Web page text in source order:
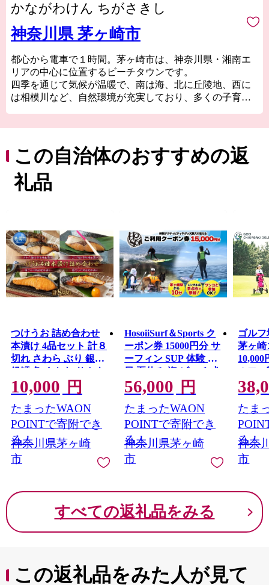
かながわけん ちがさきし
神奈川県 茅ヶ崎市
都心から電車で１時間。茅ヶ崎市は、神奈川県・湘南エ
リアの中心に位置するビーチタウンです。
四季を通じて気候が温暖で、南は海、北に丘陵地、西に
は相模川など、自然環境が充実しており、多くの子育て
実現可能です。
市内全域に質の高いお洒落なお店が数多くあり、提供さ
れる品々は味も見た目も洗練された物ばかり。
さらには暁の祭典「浜降祭」をはじめとした数々のお祭
に尽きません。
この自治体のおすすめの返
礼品
つけうお 詰め合わせ
本漬け 4品セット 計８
切れ さわら ぶり 銀鮭
銀鱈 魚 さかな サカナ
漬け魚 おかず 本格的
手軽 お弁当 夕飯 簡単
調理 パック 粕 味噌 漬
魚 神奈川県 茅ヶ崎市
加工食品 魚貝類
10,000 円
たまったWAON
POINTで寄附でき
る！
神奈川県茅ヶ崎
市
HosoiiSurf＆Sports ク
ーポン券 15000円分 サ
ーフィン SUP 体験 休
日 夏休み 海 ビーチ 犬
と一緒 駅チカ夏 SUP
釣り サーフボード チ
ケット 神奈川県 茅ヶ
崎市
56,000 円
たまったWAON
POINTで寄附でき
る！
神奈川県茅ヶ崎
市
ゴル
茅ヶ崎
ルフ
ラウン
ポーツ
たま
る！
神奈
市
すべての返礼品をみる
この返礼品をみた人が見て